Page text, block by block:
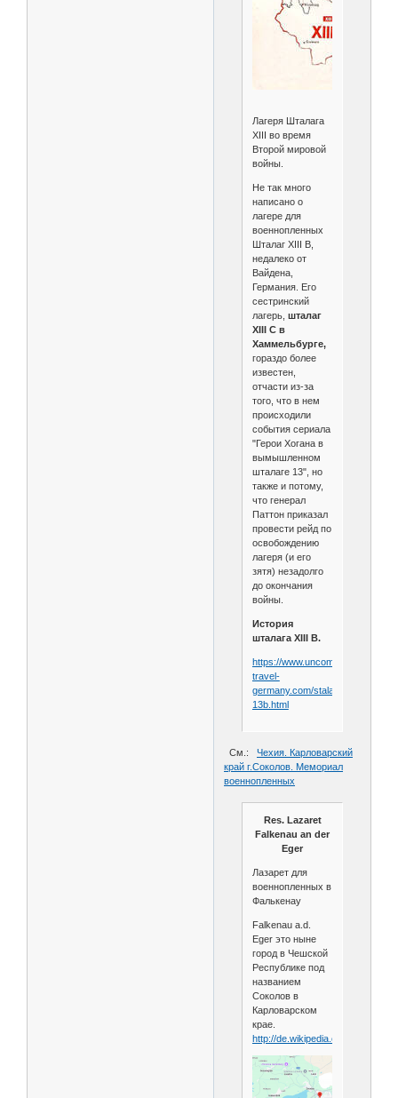
Лагеря Шталага
XIII во время
Второй мировой
войны.
Не так много
написано о
лагере для
военнопленных
Шталаг XIII B,
недалеко от
Вайдена,
Германия. Его
сестринский
лагерь, шталаг
XIII C в
Хаммельбурге,
гораздо более
известен,
отчасти из-за
того, что в нем
происходили
события сериала
"Герои Хогана в
вымышленном
шталаге 13", но
также и потому,
что генерал
Паттон приказал
провести рейд по
освобождению
лагеря (и его
зятя) незадолго
до окончания
войны.
История
шталага XIII B.
https://www.uncommon-
travel-
germany.com/stalag-
13b.html
См.:Чехия. Карловарский
край г.Соколов. Мемориал
военнопленных
Res. Lazaret
Falkenau an der
Eger
Лазарет для
военнопленных в
Фалькенау
Falkenau a.d.
Eger это ныне
город в Чешской
Республике под
названием
Соколов в
Карловарском
крае.
http://de.wikipedia.org/wiki/